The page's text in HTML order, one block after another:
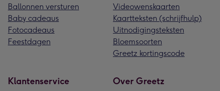
Ballonnen versturen
Baby cadeaus
Fotocadeaus
Feestdagen
Videowenskaarten
Kaartteksten (schrijfhulp)
Uitnodigingsteksten
Bloemsoorten
Greetz kortingscode
Klantenservice Over Greetz